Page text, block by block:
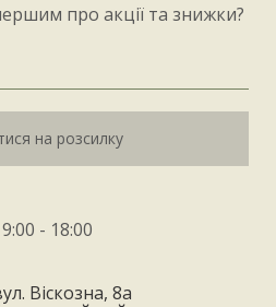
про акції та знижки?
на розсилку
- 18:00
Віскозна, 8а